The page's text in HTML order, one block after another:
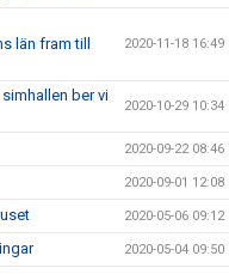
län fram till
2020-11-18 16:49
ber vi
2020-10-29 10:34
2020-09-22 08:46
2020-09-01 12:08
2020-05-06 09:12
2020-05-04 09:50